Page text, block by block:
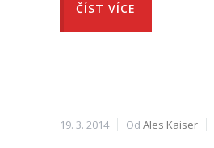
ČÍST VÍCE
19. 3. 2014 Od Ales Kaiser